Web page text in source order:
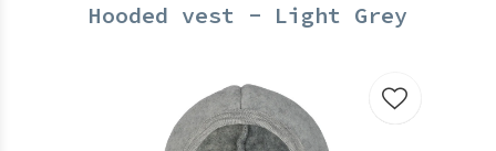
Hooded vest - Light Grey